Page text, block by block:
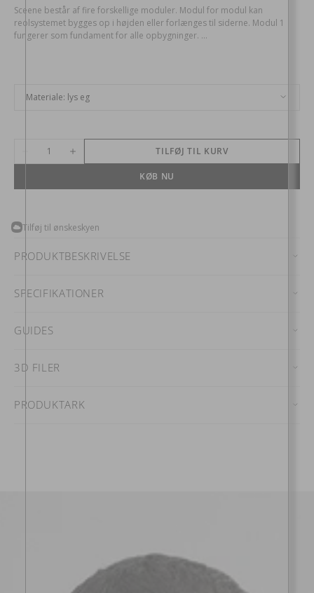
Sceene består af fire forskellige moduler. Modul for modul kan
reolsystemet bygges op i højden eller forlænges til siderne. Modul 1
fungerer som fundament for alle opbygninger. ...
Materiale: lys eg
Reducer
antal
Øg
antal
TILFØJ TIL KURV
KØB NU
Tilføj til ønskeskyen
PRODUKTBESKRIVELSE
SPECIFIKATIONER
GUIDES
3D FILER
PRODUKTARK